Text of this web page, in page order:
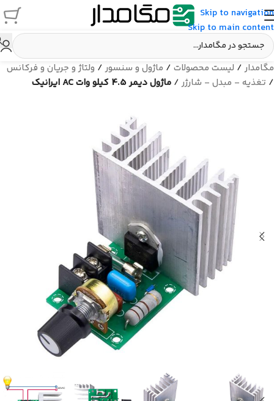
Skip to navigation
Skip to main content
مگامدار/ لیست محصولات / ماژول و سنسور/ ولتاژ و جریان و فرکانس
/ تغذیه - مبدل - شارژر/ ماژول دیمر 4.5 کیلو وات AC ایرانیک